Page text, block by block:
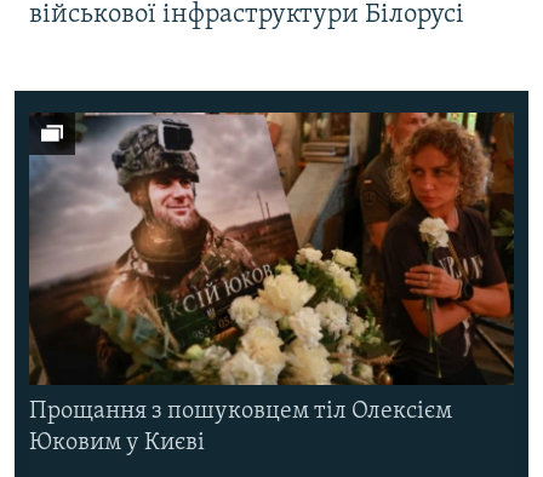
військової інфраструктури Білорусі
Прощання з пошуковцем тіл Олексієм
Юковим у Києві